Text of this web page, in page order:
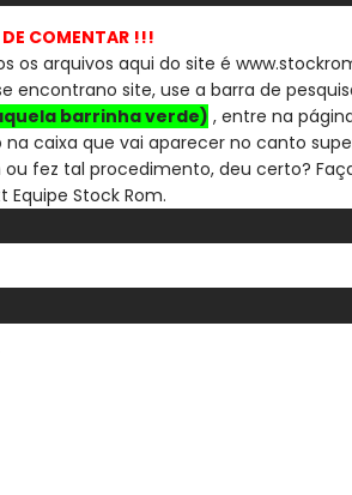
COMENTAR !!!
os arquivos aqui do site é
encontrano site, use a barra de
barrinha verde) , entre na
na caixa que vai aparecer no canto
fez tal procedimento, deu certo?
Equipe Stock Rom.